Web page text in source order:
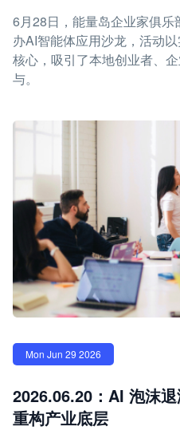
6月28日，能量岛企业家俱
办AI智能体应用沙龙，活动
核心，吸引了本地创业者、
与。
Mon Jun 29 2026
2026.06.20：AI 泡沫
重构产业底层